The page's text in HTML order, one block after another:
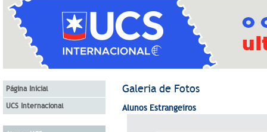
Página Inicial
UCS Internacional
Galeria de Fotos
Alunos Estrangeiros